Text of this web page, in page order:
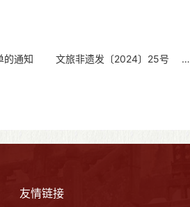
名单的通知 文旅非遗发〔2024〕25号
友情链接